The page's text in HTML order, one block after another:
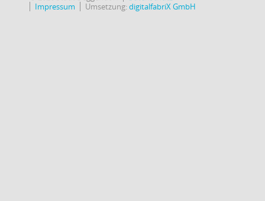
Impressum
Umsetzung:digitalfabriX GmbH